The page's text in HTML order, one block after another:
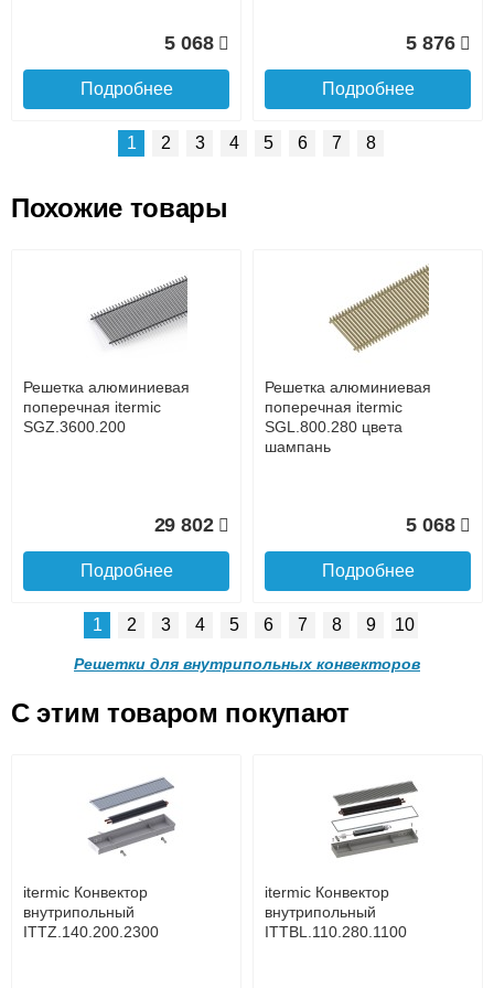
до подъезда
Подробнее о доставке
5 068
Подробнее
5 876
Подробнее
поперечная itermic
SGL.800.400 цвета
Решетка алюминиевая
поперечная itermic
SGL.900.160 цвета
шампань
Подробнее
Решетка алюминиевая
поперечная itermic
SGL.900.220 цвета
4 910
Подробнее
Решетка алюминиевая
SGL.900.280 цвета
Подробнее
1 2 3 4 5 6 7 8
Похожие товары
Решетка алюминиевая
поперечная itermic
SGZ.3600.200
29 802
Подробнее
Решетка алюминиевая
поперечная itermic
SGL.800.280 цвета
шампань
5 068
Подробнее
SGL.800.340 цвета
Подробнее
SGL.800.400 цвета
Подробнее
1 2 3 4 5 6 7 8 9 10
Решетки для внутрипольных конвекторов
C этим товаром покупают
itermic Конвектор
внутрипольный
ITTZ.140.200.2300
itermic Конвектор
внутрипольный
ITTBL.110.280.1100